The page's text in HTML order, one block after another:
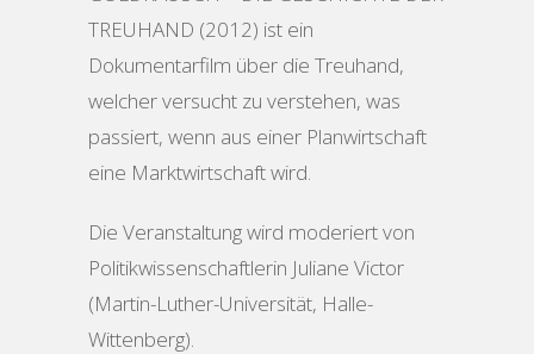
TREUHAND (2012) ist ein
Dokumentarfilm über die Treuhand,
welcher versucht zu verstehen, was
passiert, wenn aus einer Planwirtschaft
eine Marktwirtschaft wird.
Die Veranstaltung wird moderiert von
Politikwissenschaftlerin Juliane Victor
(Martin-Luther-Universität, Halle-
Wittenberg).